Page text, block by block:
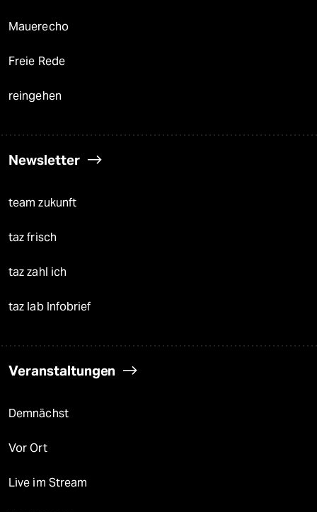
Mauerecho
Freie Rede
reingehen
Newsletter
team zukunft
taz frisch
taz zahl ich
taz lab Infobrief
Veranstaltungen
Demnächst
Vor Ort
Live im Stream